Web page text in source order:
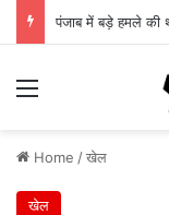
Menu
Home /खेल
खेल